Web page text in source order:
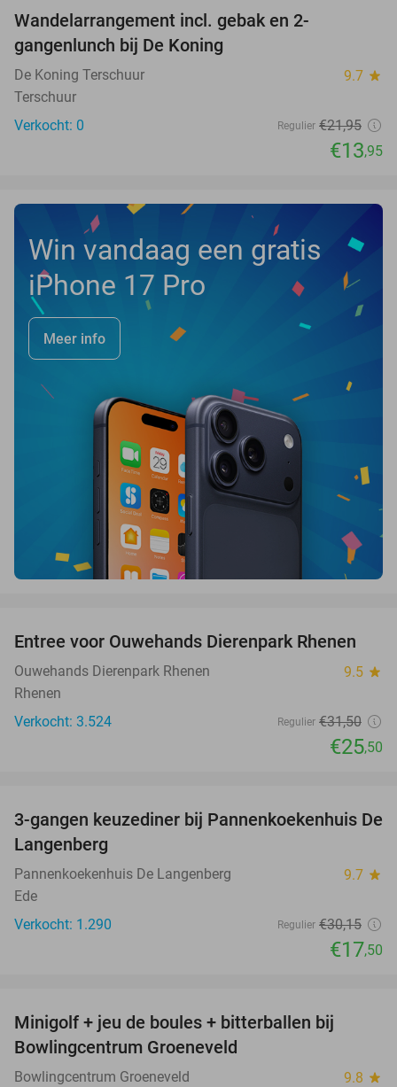
TODAY
Wandelarrangement incl. gebak en 2-
gangenlunch bij De Koning
De Koning Terschuur 9.7 star
Terschuur
Verkocht: 0
Regulier €21,95
€13,95
Win vandaag een gratis
iPhone 17 Pro
Meer info
19%
Entree voor Ouwehands Dierenpark Rhenen
Ouwehands Dierenpark Rhenen 9.5 star
Rhenen
Verkocht: 3.524
Regulier €31,50
€25,50
42%
3-gangen keuzediner bij Pannenkoekenhuis De
Langenberg
Pannenkoekenhuis De Langenberg 9.7 star
Ede
Verkocht: 1.290
Regulier €30,15
€17,50
NEW
TODAY
Minigolf + jeu de boules + bitterballen bij
Bowlingcentrum Groeneveld
Bowlingcentrum Groeneveld 9.8 star